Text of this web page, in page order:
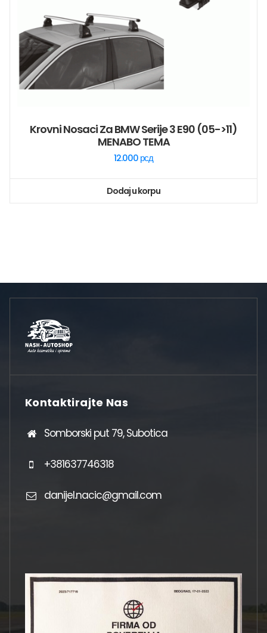
Krovni Nosaci Za BMW Serije 3 E90 (05->11)
MENABO TEMA
12.000 рсд
Dodaj u korpu
Kontaktirajte Nas
Somborski put 79, Subotica
+381637746318
danijel.nacic@gmail.com